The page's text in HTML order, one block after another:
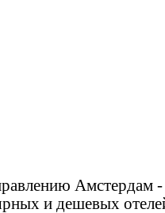
Амстердам
и дешевых